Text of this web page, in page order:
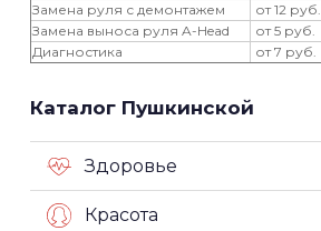
Замена руля с демонтажем
от 12 руб.
Замена выноса руля A-Head
от 5 руб.
Диагностика
от 7 руб.
Каталог Пушкинской
Здоровье
Красота